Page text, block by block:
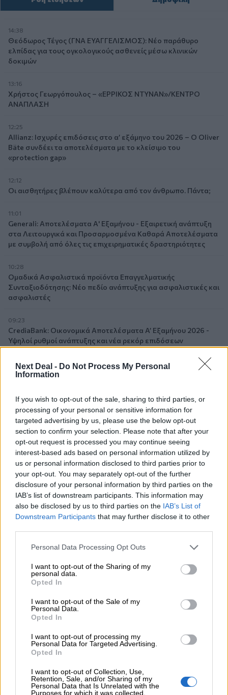
Next Deal - Do Not Process My Personal
Information
If you wish to opt-out of the sale, sharing to third parties, or
processing of your personal or sensitive information for
targeted advertising by us, please use the below opt-out
section to confirm your selection. Please note that after your
opt-out request is processed you may continue seeing
interest-based ads based on personal information utilized by
us or personal information disclosed to third parties prior to
your opt-out. You may separately opt-out of the further
disclosure of your personal information by third parties on the
IAB’s list of downstream participants. This information may
also be disclosed by us to third parties on the IAB’s List of
Downstream Participants that may further disclose it to other
Personal Data Processing Opt Outs
I want to opt-out of the Sharing of my
personal data.
Opted In
I want to opt-out of the Sale of my
Personal Data.
Opted In
I want to opt-out of processing my
Personal Data for Targeted Advertising.
Opted In
I want to opt-out of Collection, Use,
Retention, Sale, and/or Sharing of my
Personal Data that Is Unrelated with the
Purposes for which it was collected.
14:38
Θεόδωρος Τέγος (ΓΝΑ ΕΥΑΓΓΕΛΙΣΜΟΣ): Νέο παράθυρο
ελπίδας για τους ογκολογικούς ασθενείς μέσω κλινικών
δοκιμών
13:16
Χρήστος Γεωργόπουλος – «ΕΡΡΙΚΟΣ ΝΤΥΝΑΝ»/ΚΕΝΤΡΟ
ΑΝΑΠΛΑΣΗ
12:25
Allianz: Ισχυρές επιδόσεις στο α’ εξάμηνο του 2026 – Ο Oliver
Bäte συνδέει τα αποτελέσματα με το κλείσιμο του
«protection gap»
12:12
Οι αισθητήρες βλέπουν καλύτερα από τον άνθρωπο. Πάντα;
11:01
Generali: Αποτελέσματα Α' Εξαμήνου - Εξαιρετική ανάπτυξη
στα Λειτουργικά και Προσαρμοσμένα Καθαρά Αποτελέσματα
με συμβολή από όλες τις επιχειρηματικές δραστηριότητες
10:28
Ομαδικά Ασφαλιστικά προϊόντα Επαγγελματικής
Συνταξιοδότησης: Νέο πεδίο ανάπτυξης για ασφαλιστικές και
ασφαλιστές
09:23
CrediaBank: Οικονομικά Αποτελέσματα A’ Εξαμήνου 2026 -
Υψηλοί ρυθμοί ανάπτυξης και νέα ρεκόρ επιδόσεων
08:45
Στόχος για νέα δάνεια 15 δισ. το 2026, η «ακτινογραφία» της
06.08.2026 - 22:39
10.000 φορές η διεθνής επιστημονική κοινότητα παρέπεμψε
στο έργο του – Ποιος είναι ο Έλληνας χειρουργός Χρήστος
Κοντοβουνήσιος
06.08.2026 - 14:55
Μιχάλης Τάτσης, Insurance & Healthcare Analyst, διευθυντής
Επιχειρηματικής Ανάπτυξης Ομίλου HHG
06.08.2026 - 13:30
Όταν η επόμενη μέρα είναι στάχτη, τι θα πει ο Ασφαλιστικός
Διαμεσολαβητής στον πελάτη κλάδου υγείας;
Kavita Patel - PhARMA Innovation Forum: Ένα στα πέντε
καινοτόμα φάρμακα φτάνει τελικά στην Ελλάδα
06.08.2026 - 11:37
Μείωση ασφαλιστικών εισφορών ύψους 240 εκατ. ευρώ
ζητούν οι έμποροι από την Κυβέρνηση
06.08.2026 - 10:45
Ευρώπη: Μπορεί η κλιματική αλλαγή να οδηγήσει σε
06.08.2026 - 09:15